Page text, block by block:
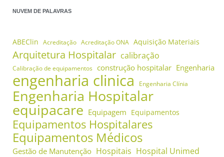
NUVEM DE PALAVRAS
ABEClin Acreditação Acreditação ONA Aquisição Materiais
Arquitetura Hospitalar calibração
Calibração de equipamentos construção hospitalar Engenharia
engenharia clinica Engenharia Clínia
Engenharia Hospitalar
equipacare Equipagem Equipamentos
Equipamentos Hospitalares
Equipamentos Médicos
Gestão de Manutenção Hospitais Hospital Unimed